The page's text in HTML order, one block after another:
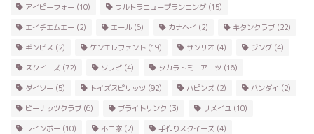
アイピーフォー (10) ウルトラニュープランニング (15)
エイチエムエー (2) エール(6) カナヘイ (2) キタンクラブ (22)
ギンビス (2) ケンエレファント (19) サンリオ (4) ジング (4)
スクイーズ (72) ソフビ (4) タカラトミーアーツ (16)
ダイソー (5) トイズスピリッツ (92) ハピンズ (2) バンダイ (2)
ピーナッツクラブ (6) ブライトリンク (3) リメイユ (10)
レインボー (10) 不二家 (2) 手作りスクイーズ (4)